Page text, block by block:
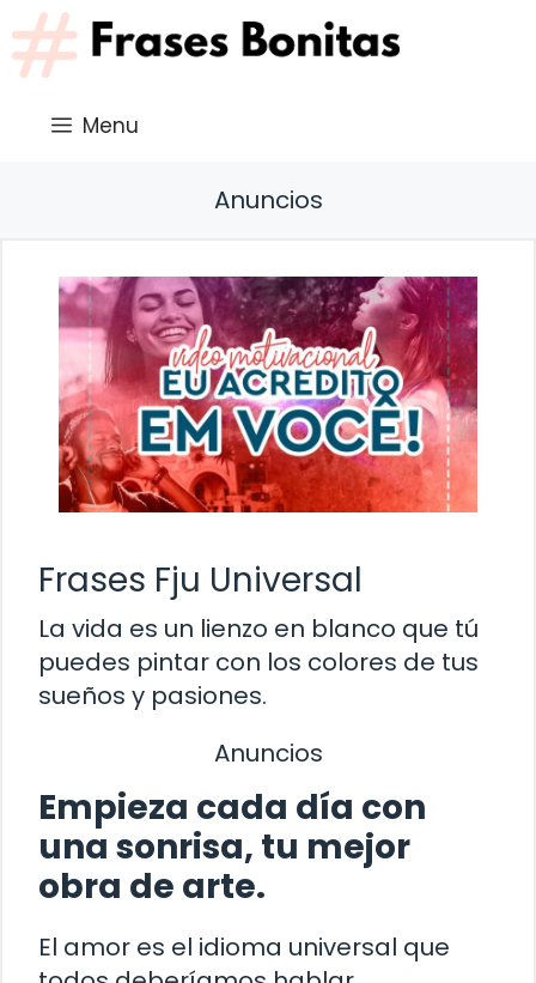
Saltar
al
contenido
Menu
Anuncios
Frases Fju Universal
La vida es un lienzo en blanco que tú
puedes pintar con los colores de tus
sueños y pasiones.
Anuncios
Empieza cada día con
una sonrisa, tu mejor
obra de arte.
El amor es el idioma universal que